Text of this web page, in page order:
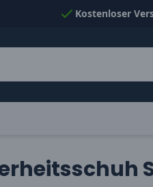
Kostenloser